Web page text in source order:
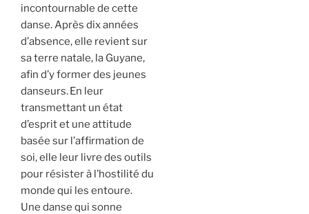
incontournable de cette
danse. Après dix années
d’absence, elle revient sur
sa terre natale, la Guyane,
afin d’y former des jeunes
danseurs. En leur
transmettant un état
d’esprit et une attitude
basée sur l’affirmation de
soi, elle leur livre des outils
pour résister à l’hostilité du
monde qui les entoure.
Une danse qui sonne